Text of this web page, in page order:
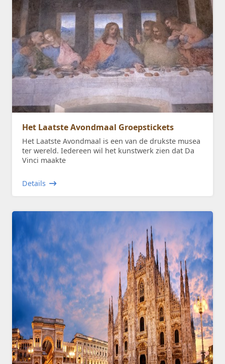
Het Laatste Avondmaal Groepstickets
Het Laatste Avondmaal is een van de drukste musea
ter wereld. Iedereen wil het kunstwerk zien dat Da
Vinci maakte
Details